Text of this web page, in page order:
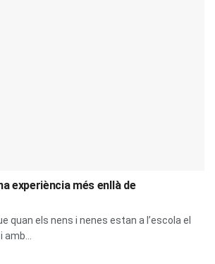
experiència més enllà de
quan els nens i nenes estan a l’escola el